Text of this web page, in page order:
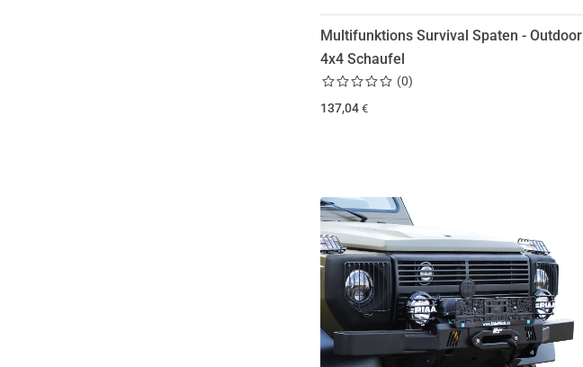
Multifunktions Survival Spaten - Outdoor
4x4 Schaufel
(0)
137,04 €